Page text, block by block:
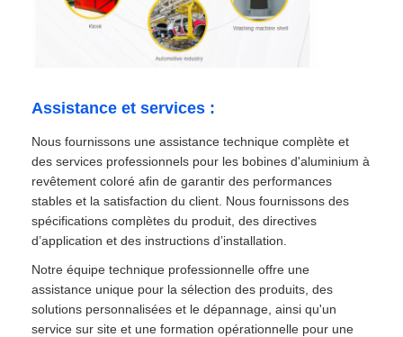
Assistance et services :
Nous fournissons une assistance technique complète et
des services professionnels pour les bobines d'aluminium à
revêtement coloré afin de garantir des performances
stables et la satisfaction du client. Nous fournissons des
spécifications complètes du produit, des directives
d’application et des instructions d’installation.
Notre équipe technique professionnelle offre une
assistance unique pour la sélection des produits, des
solutions personnalisées et le dépannage, ainsi qu'un
service sur site et une formation opérationnelle pour une